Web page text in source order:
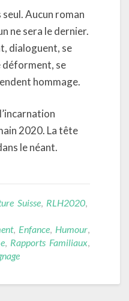
Aucun roman
ne sera le dernier.
dialoguent, se
déforment, se
hommage.
2020. La tête
le néant.
Suisse RLH2020
, Enfance Humour
Rapports Familiaux